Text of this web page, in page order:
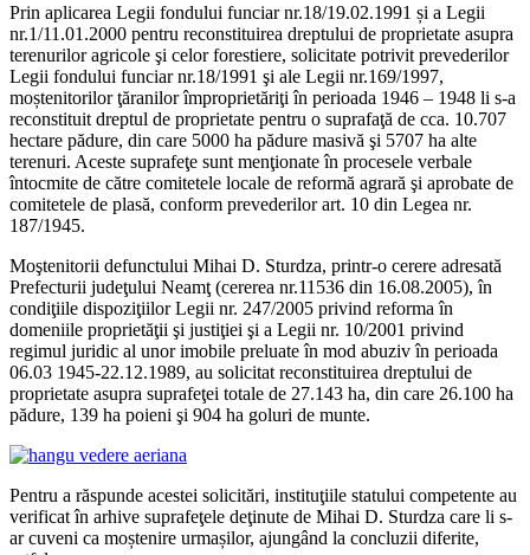
Prin aplicarea Legii fondului funciar nr.18/19.02.1991 și a Legii
nr.1/11.01.2000 pentru reconstituirea dreptului de proprietate asupra
terenurilor agricole şi celor forestiere, solicitate potrivit prevederilor
Legii fondului funciar nr.18/1991 şi ale Legii nr.169/1997,
moștenitorilor ţăranilor împroprietăriţi în perioada 1946 – 1948 li s-a
reconstituit dreptul de proprietate pentru o suprafaţă de cca. 10.707
hectare pădure, din care 5000 ha pădure masivă şi 5707 ha alte
terenuri. Aceste suprafeţe sunt menţionate în procesele verbale
întocmite de către comitetele locale de reformă agrară şi aprobate de
comitetele de plasă, conform prevederilor art. 10 din Legea nr.
187/1945.
Moştenitorii defunctului Mihai D. Sturdza, printr-o cerere adresată
Prefecturii judeţului Neamţ (cererea nr.11536 din 16.08.2005), în
condiţiile dispoziţiilor Legii nr. 247/2005 privind reforma în
domeniile proprietăţii şi justiţiei şi a Legii nr. 10/2001 privind
regimul juridic al unor imobile preluate în mod abuziv în perioada
06.03 1945-22.12.1989, au solicitat reconstituirea dreptului de
proprietate asupra suprafeţei totale de 27.143 ha, din care 26.100 ha
pădure, 139 ha poieni şi 904 ha goluri de munte.
Pentru a răspunde acestei solicitări, instituţiile statului competente au
verificat în arhive suprafeţele deţinute de Mihai D. Sturdza care li s-
ar cuveni ca moștenire urmașilor, ajungând la concluzii diferite,